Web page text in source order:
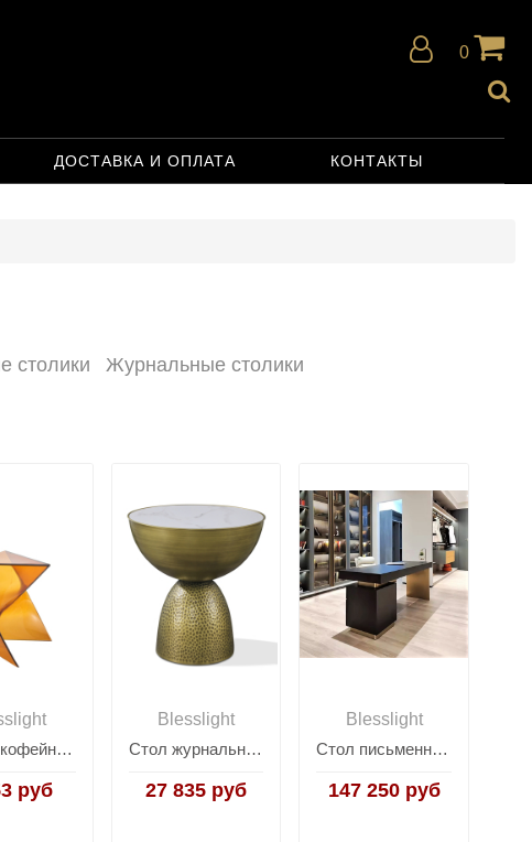
0
ДОСТАВКА И ОПЛАТА КОНТАКТЫ
столики Журнальные столики
Столик кофейный Kafka
руб
Blesslight
Стол журнальный Drum
27 835 руб
Blesslight
Стол письменный Carson
147 250 руб